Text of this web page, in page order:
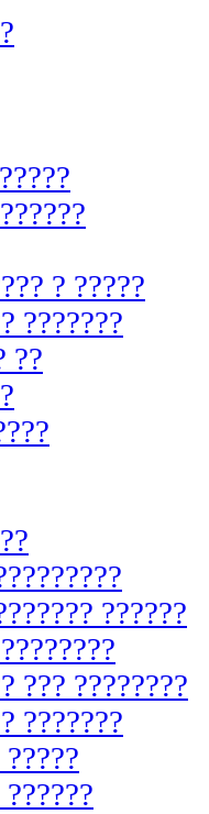
? ?????
???????
??
??????
??? ????????
???????